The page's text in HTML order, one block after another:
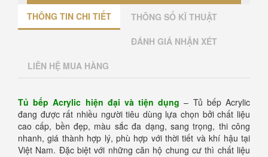
THÔNG TIN CHI TIẾT THÔNG SỐ KĨ THUẬT
ĐÁNH GIÁ NHẬN XÉT
LIÊN HỆ MUA HÀNG
Tủ bếp Acrylic hiện đại và tiện dụng – Tủ bếp Acrylic
đang được rất nhiều người tiêu dùng lựa chọn bởi chất liệu
cao cấp, bền đẹp, màu sắc đa dạng, sang trọng, thi công
nhanh, giá thành hợp lý, phù hợp với thời tiết và khí hậu tại
Việt Nam. Đặc biệt với những căn hộ chung cư thì chất liệu